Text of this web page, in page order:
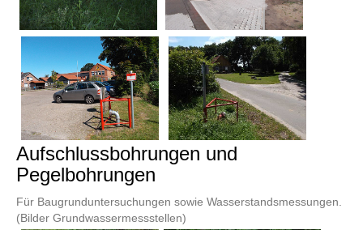
Aufschlussbohrungen und
Pegelbohrungen
Für Baugrunduntersuchungen sowie Wasserstandsmessungen.
(Bilder Grundwassermessstellen)